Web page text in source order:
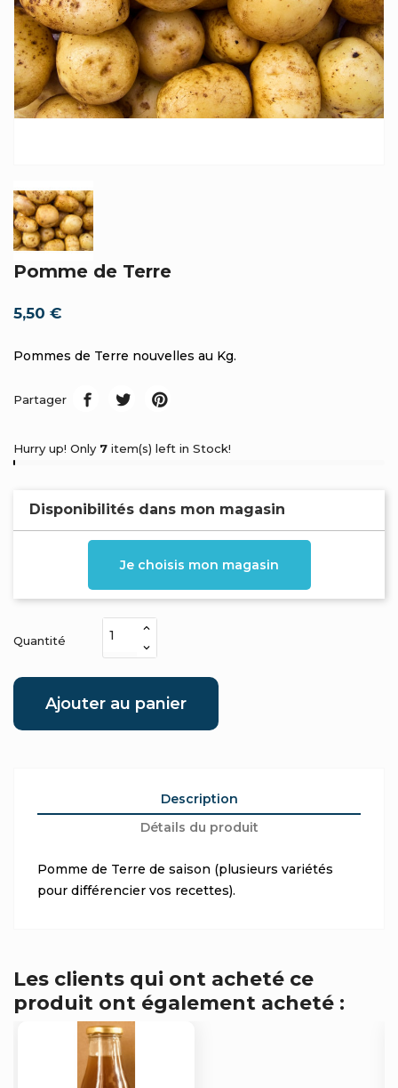
Pomme de Terre
5,50 €
Pommes de Terre nouvelles au Kg.
Partager
Hurry up! Only 7 item(s) left in Stock!
Disponibilités dans mon magasin
Je choisis mon magasin
Quantité
Ajouter au panier
Description
Détails du produit
Pomme de Terre de saison (plusieurs variétés
pour différencier vos recettes).
Les clients qui ont acheté ce
produit ont également acheté :